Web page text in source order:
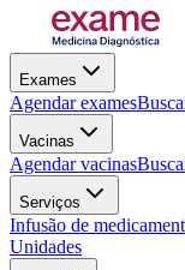
Exames
Agendar exames
Vacinas
Agendar vacinas
Serviços
Infusão de
Unidades